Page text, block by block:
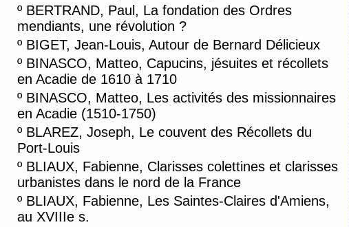
º BERTRAND, Paul, La fondation des Ordres
mendiants, une révolution ?
º BIGET, Jean-Louis, Autour de Bernard Délicieux
º BINASCO, Matteo, Capucins, jésuites et récollets
en Acadie de 1610 à 1710
º BINASCO, Matteo, Les activités des missionnaires
en Acadie (1510-1750)
º BLAREZ, Joseph, Le couvent des Récollets du
Port-Louis
º BLIAUX, Fabienne, Clarisses colettines et clarisses
urbanistes dans le nord de la France
º BLIAUX, Fabienne, Les Saintes-Claires d'Amiens,
au XVIIIe s.